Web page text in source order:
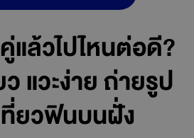
แล้วไปไหนต่อดี?
แวะง่าย ถ่ายรูป
ยวฟินบนฝั่ง